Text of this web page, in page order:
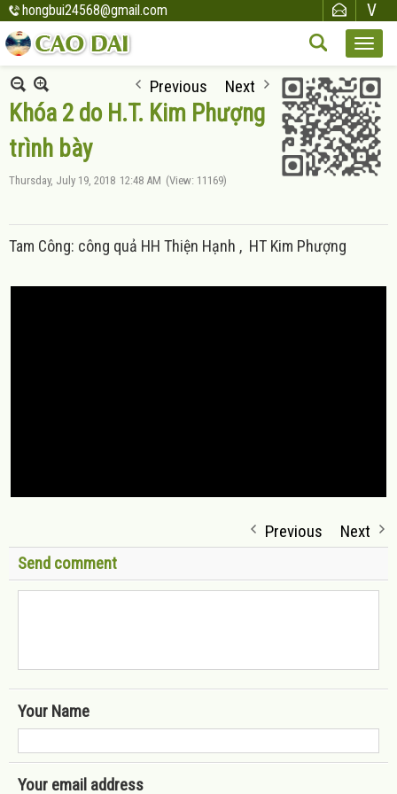
hongbui24568@gmail.com
Previous Next
Khóa 2 do H.T. Kim Phượng
trình bày
Thursday, July 19, 2018 12:48 AM (View: 11169)
Tam Công: công quả HH Thiện Hạnh , HT Kim Phượng
Previous
Next
Send comment
Your Name
Your email address